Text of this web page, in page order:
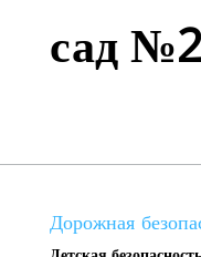
сад
Дорожная